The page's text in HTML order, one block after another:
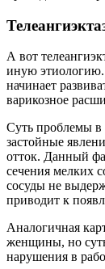
А вот
иную этиологию.
начинает
варикозное
Суть проблемы в
застойные
отток. Данный
сечения мелких
сосуды не
приводит к
Аналогичная
женщины, но
нарушения в